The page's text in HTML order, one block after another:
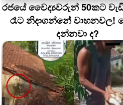
රජයේ වෛද්‍යවරුන් 50කට
රෑට නිදාගන්නේ වාහනවල!
දන්නවා ද?